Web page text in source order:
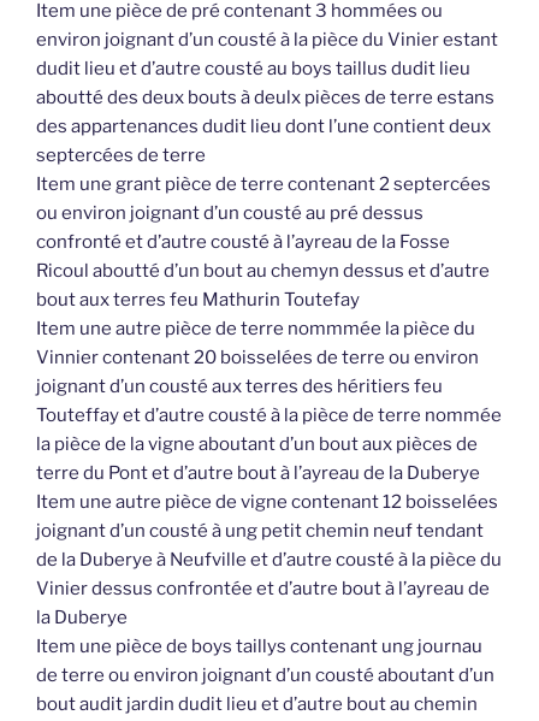
Item une pièce de pré contenant 3 hommées ou
environ joignant d’un cousté à la pièce du Vinier estant
dudit lieu et d’autre cousté au boys taillus dudit lieu
aboutté des deux bouts à deulx pièces de terre estans
des appartenances dudit lieu dont l’une contient deux
septercées de terre
Item une grant pièce de terre contenant 2 septercées
ou environ joignant d’un cousté au pré dessus
confronté et d’autre cousté à l’ayreau de la Fosse
Ricoul aboutté d’un bout au chemyn dessus et d’autre
bout aux terres feu Mathurin Toutefay
Item une autre pièce de terre nommmée la pièce du
Vinnier contenant 20 boisselées de terre ou environ
joignant d’un cousté aux terres des héritiers feu
Touteffay et d’autre cousté à la pièce de terre nommée
la pièce de la vigne aboutant d’un bout aux pièces de
terre du Pont et d’autre bout à l’ayreau de la Duberye
Item une autre pièce de vigne contenant 12 boisselées
joignant d’un cousté à ung petit chemin neuf tendant
de la Duberye à Neufville et d’autre cousté à la pièce du
Vinier dessus confrontée et d’autre bout à l’ayreau de
la Duberye
Item une pièce de boys taillys contenant ung journau
de terre ou environ joignant d’un cousté aboutant d’un
bout audit jardin dudit lieu et d’autre bout au chemin